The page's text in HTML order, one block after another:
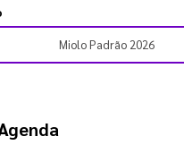
Miolo Padrão 2026